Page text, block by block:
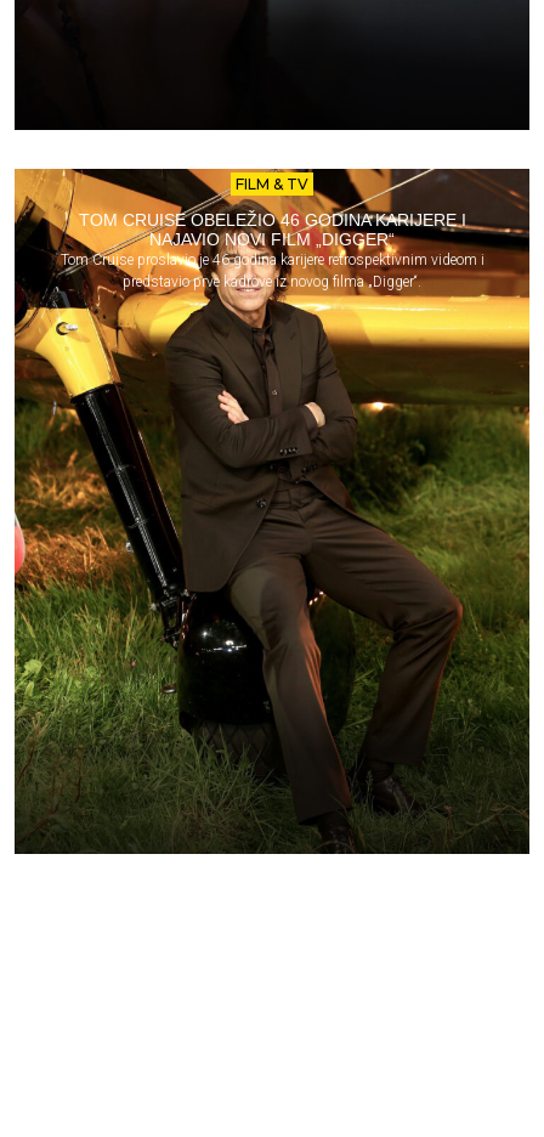
FILM & TV
TOM CRUISE OBELEŽIO 46 GODINA KARIJERE I
NAJAVIO NOVI FILM „DIGGER“
Tom Cruise proslavio je 46 godina karijere retrospektivnim videom i
predstavio prve kadrove iz novog filma „Digger“.